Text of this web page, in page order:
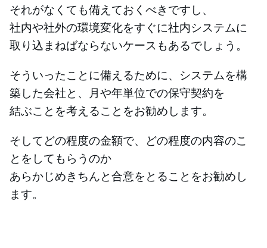
それがなくても備えておくべきですし、
社内や社外の環境変化をすぐに社内システムに
取り込まねばならないケースもあるでしょう。
そういったことに備えるために、システムを構
築した会社と、月や年単位での保守契約を
結ぶことを考えることをお勧めします。
そしてどの程度の金額で、どの程度の内容のこ
とをしてもらうのか
あらかじめきちんと合意をとることをお勧めし
ます。